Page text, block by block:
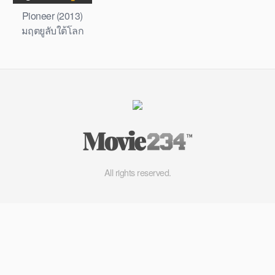
Pioneer (2013)
มฤตยูลับใต้โลก
All rights reserved.